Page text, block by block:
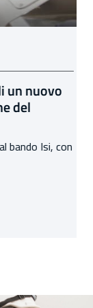
nuovo
Isi, con